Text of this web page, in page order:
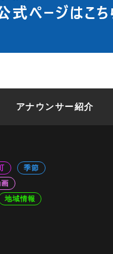
アナウンサー紹介
季節
地域情報